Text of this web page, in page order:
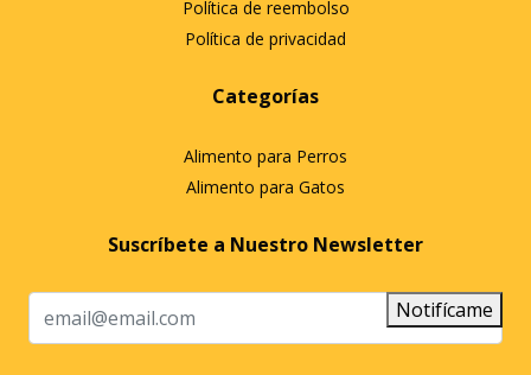
Política de reembolso
Política de privacidad
Categorías
Alimento para Perros
Alimento para Gatos
Suscríbete a Nuestro Newsletter
Notifícame